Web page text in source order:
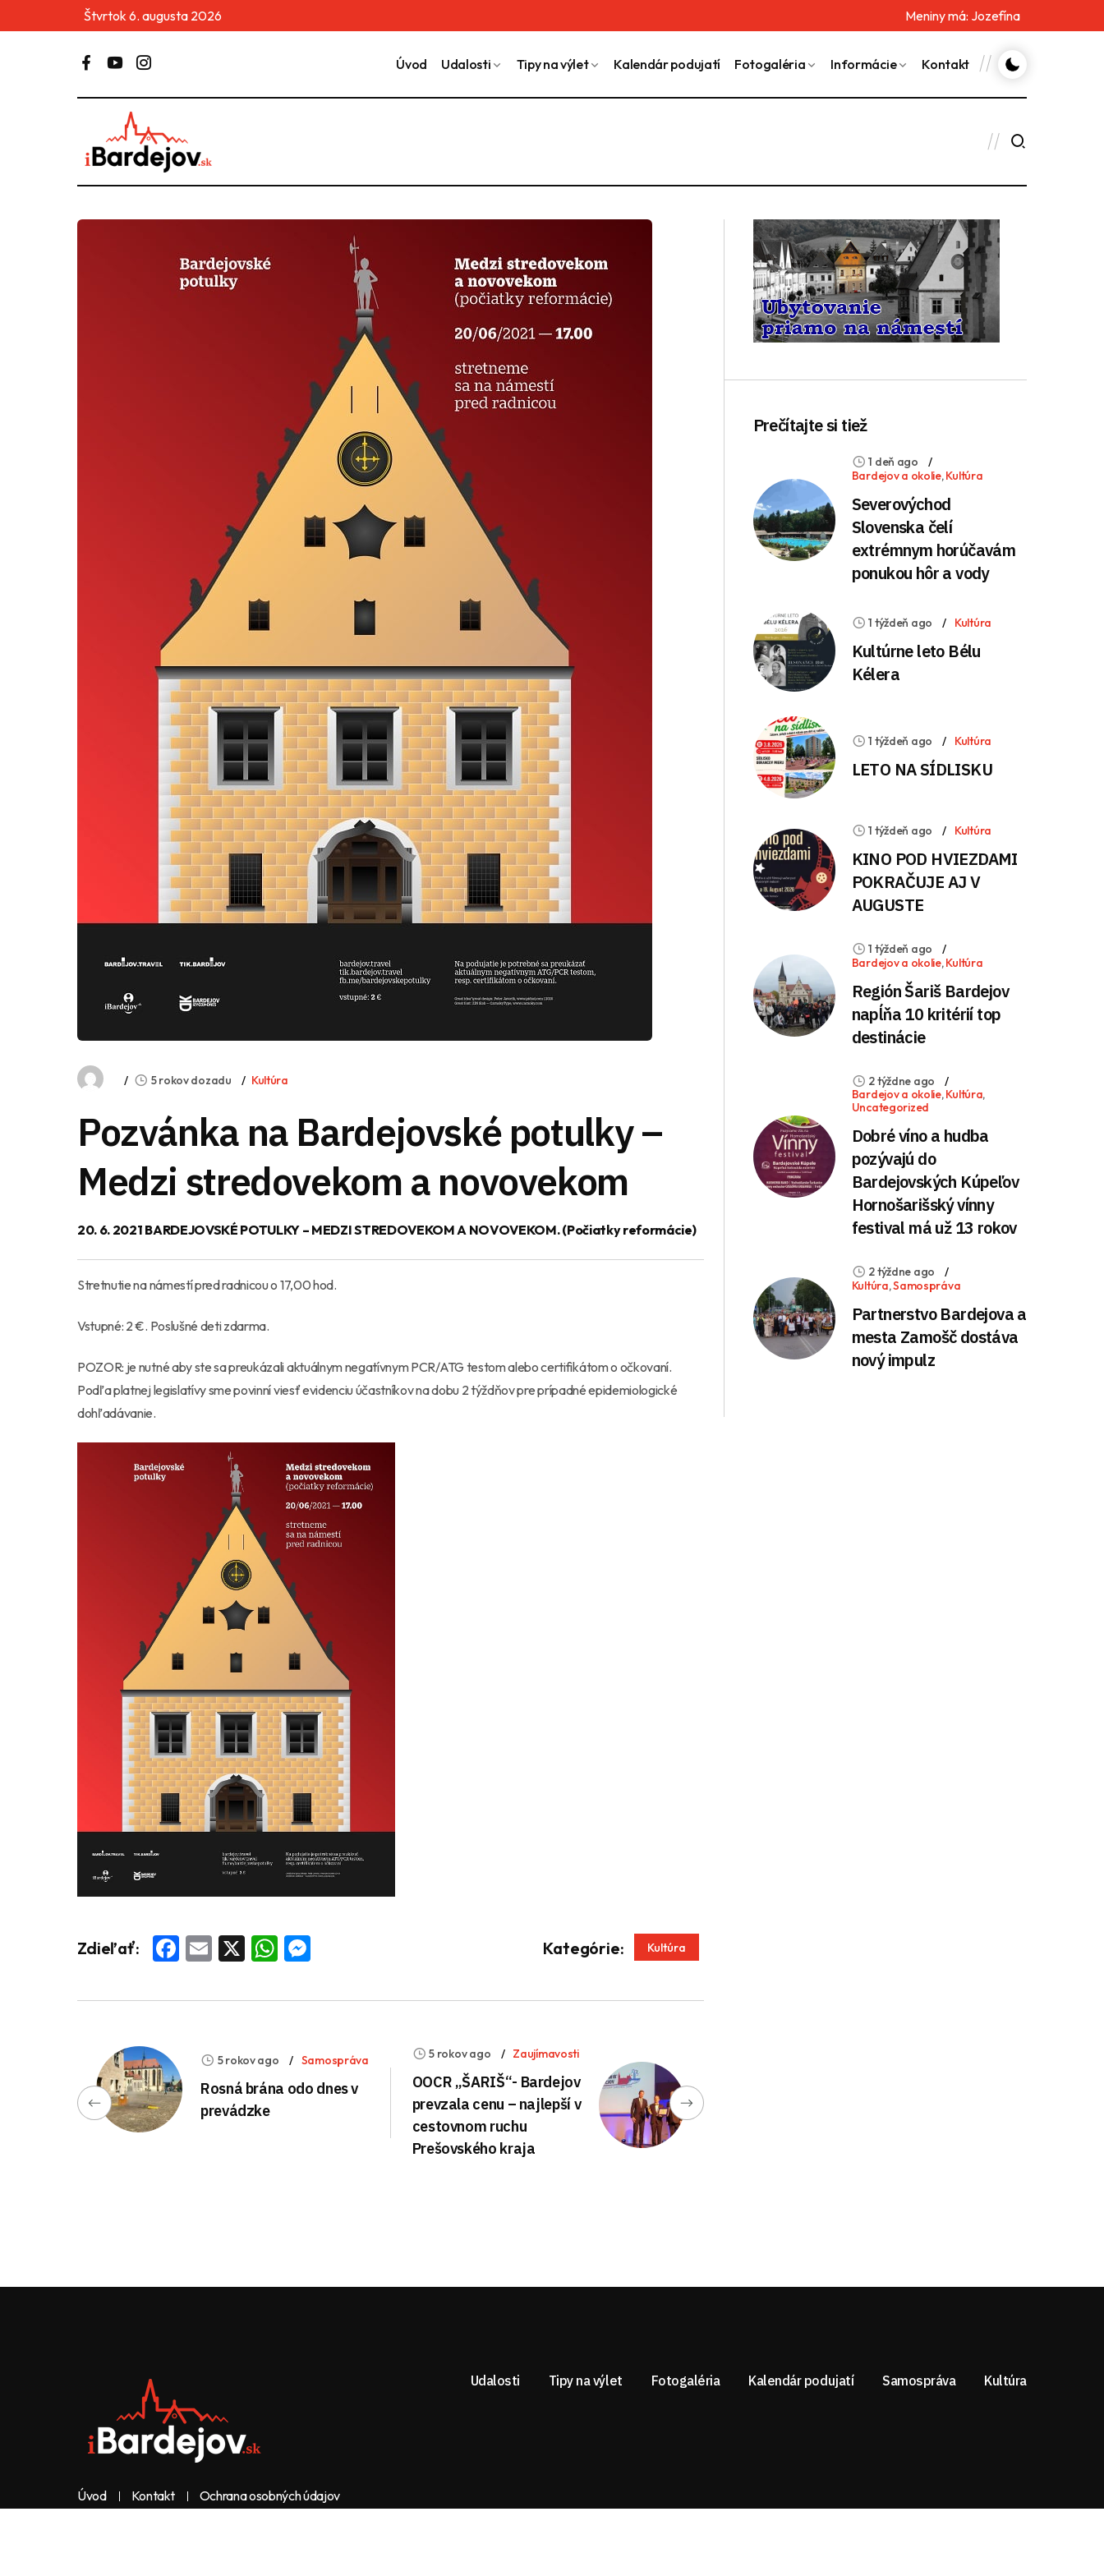
Štvrtok 6. augusta 2026 Meniny má: Jozefína
Úvod Udalosti Tipy na výlet Kalendár podujatí Fotogaléria Informácie Kontakt
5 rokov dozadu Kultúra
Pozvánka na Bardejovské potulky –
Medzi stredovekom a novovekom
20. 6. 2021 BARDEJOVSKÉ POTULKY – MEDZI STREDOVEKOM A NOVOVEKOM. (Počiatky reformácie)
Stretnutie na námestí pred radnicou o 17,00 hod.
Vstupné: 2 €. Poslušné deti zdarma.
POZOR: je nutné aby ste sa preukázali aktuálnym negatívnym PCR/ATG testom alebo certifikátom o očkovaní.
Podľa platnej legislatívy sme povinní viesť evidenciu účastníkov na dobu 2 týždňov pre prípadné epidemiologické
dohľadávanie.
Zdieľať: Facebook
Email
X WhatsApp
Messenger Kategórie: Kultúra
5 rokov ago Samospráva
Rosná brána odo dnes v
prevádzke
5 rokov ago Zaujímavosti
OOCR „ŠARIŠ“- Bardejov
prevzala cenu – najlepší v
cestovnom ruchu
Prešovského kraja
Prečítajte si tiež
1 deň ago
Bardejov a okolie,Kultúra
Severovýchod
Slovenska čelí
extrémnym horúčavám
ponukou hôr a vody
1 týždeň ago Kultúra
Kultúrne leto Bélu
Kélera
1 týždeň ago Kultúra
LETO NA SÍDLISKU
1 týždeň ago Kultúra
KINO POD HVIEZDAMI
POKRAČUJE AJ V
AUGUSTE
1 týždeň ago
Bardejov a okolie,Kultúra
Región Šariš Bardejov
napĺňa 10 kritérií top
destinácie
2 týždne ago
Bardejov a okolie,Kultúra,
Uncategorized
Dobré víno a hudba
pozývajú do
Bardejovských Kúpeľov
Hornošarišský vínny
festival má už 13 rokov
2 týždne ago
Kultúra,Samospráva
Partnerstvo Bardejova a
mesta Zamošč dostáva
nový impulz
Úvod Kontakt Ochrana osobných údajov
Udalosti Tipy na výlet Fotogaléria Kalendár podujatí Samospráva Kultúra